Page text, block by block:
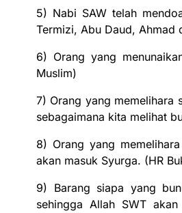
5) Nabi SAW telah
Termizi, Abu Daud, Ahmad
6) Orang yang
Muslim)
7) Orang yang memelihara
sebagaimana kita melihat
8) Orang yang
akan masuk Syurga. (HR
9) Barang siapa yang
sehingga Allah SWT